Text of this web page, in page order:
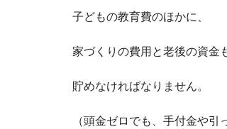
子どもの教育費のほかに、
家づくりの費用と老後の資金
貯めなければなりません。
（頭金ゼロでも、手付金や引